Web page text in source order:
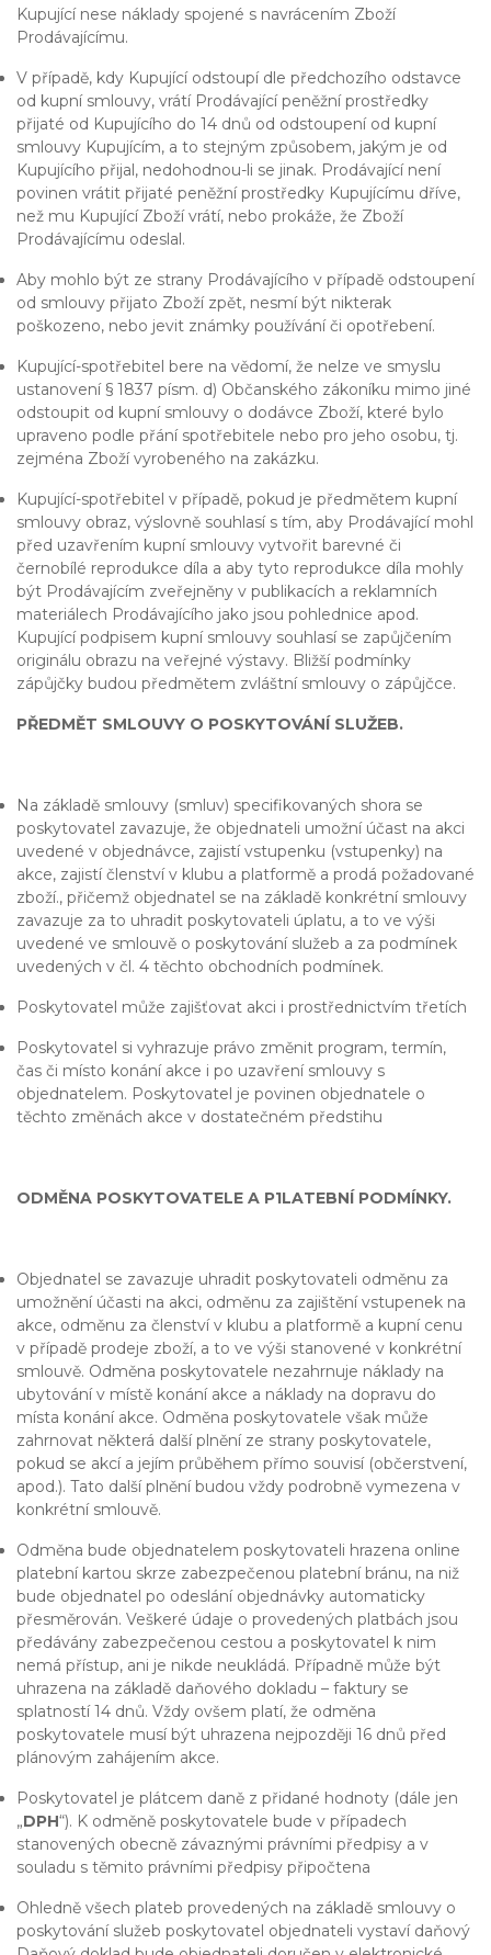
Kupující nese náklady spojené s navrácením Zboží
Prodávajícímu.
V případě, kdy Kupující odstoupí dle předchozího odstavce
od kupní smlouvy, vrátí Prodávající peněžní prostředky
přijaté od Kupujícího do 14 dnů od odstoupení od kupní
smlouvy Kupujícím, a to stejným způsobem, jakým je od
Kupujícího přijal, nedohodnou-li se jinak. Prodávající není
povinen vrátit přijaté peněžní prostředky Kupujícímu dříve,
než mu Kupující Zboží vrátí, nebo prokáže, že Zboží
Prodávajícímu odeslal.
Aby mohlo být ze strany Prodávajícího v případě odstoupení
od smlouvy přijato Zboží zpět, nesmí být nikterak
poškozeno, nebo jevit známky používání či opotřebení.
Kupující-spotřebitel bere na vědomí, že nelze ve smyslu
ustanovení § 1837 písm. d) Občanského zákoníku mimo jiné
odstoupit od kupní smlouvy o dodávce Zboží, které bylo
upraveno podle přání spotřebitele nebo pro jeho osobu, tj.
zejména Zboží vyrobeného na zakázku.
Kupující-spotřebitel v případě, pokud je předmětem kupní
smlouvy obraz, výslovně souhlasí s tím, aby Prodávající mohl
před uzavřením kupní smlouvy vytvořit barevné či
černobílé reprodukce díla a aby tyto reprodukce díla mohly
být Prodávajícím zveřejněny v publikacích a reklamních
materiálech Prodávajícího jako jsou pohlednice apod.
Kupující podpisem kupní smlouvy souhlasí se zapůjčením
originálu obrazu na veřejné výstavy. Bližší podmínky
zápůjčky budou předmětem zvláštní smlouvy o zápůjčce.
PŘEDMĚT SMLOUVY O POSKYTOVÁNÍ SLUŽEB.
Na základě smlouvy (smluv) specifikovaných shora se
poskytovatel zavazuje, že objednateli umožní účast na akci
uvedené v objednávce, zajistí vstupenku (vstupenky) na
akce, zajistí členství v klubu a platformě a prodá požadované
zboží., přičemž objednatel se na základě konkrétní smlouvy
zavazuje za to uhradit poskytovateli úplatu, a to ve výši
uvedené ve smlouvě o poskytování služeb a za podmínek
uvedených v čl. 4 těchto obchodních podmínek.
Poskytovatel může zajišťovat akci i prostřednictvím třetích
Poskytovatel si vyhrazuje právo změnit program, termín,
čas či místo konání akce i po uzavření smlouvy s
objednatelem. Poskytovatel je povinen objednatele o
těchto změnách akce v dostatečném předstihu
ODMĚNA POSKYTOVATELE A P1LATEBNÍ PODMÍNKY.
Objednatel se zavazuje uhradit poskytovateli odměnu za
umožnění účasti na akci, odměnu za zajištění vstupenek na
akce, odměnu za členství v klubu a platformě a kupní cenu
v případě prodeje zboží, a to ve výši stanovené v konkrétní
smlouvě. Odměna poskytovatele nezahrnuje náklady na
ubytování v místě konání akce a náklady na dopravu do
místa konání akce. Odměna poskytovatele však může
zahrnovat některá další plnění ze strany poskytovatele,
pokud se akcí a jejím průběhem přímo souvisí (občerstvení,
apod.). Tato další plnění budou vždy podrobně vymezena v
konkrétní smlouvě.
Odměna bude objednatelem poskytovateli hrazena online
platební kartou skrze zabezpečenou platební bránu, na niž
bude objednatel po odeslání objednávky automaticky
přesměrován. Veškeré údaje o provedených platbách jsou
předávány zabezpečenou cestou a poskytovatel k nim
nemá přístup, ani je nikde neukládá. Případně může být
uhrazena na základě daňového dokladu – faktury se
splatností 14 dnů. Vždy ovšem platí, že odměna
poskytovatele musí být uhrazena nejpozději 16 dnů před
plánovým zahájením akce.
Poskytovatel je plátcem daně z přidané hodnoty (dále jen
„DPH“). K odměně poskytovatele bude v případech
stanovených obecně závaznými právními předpisy a v
souladu s těmito právními předpisy připočtena
Ohledně všech plateb provedených na základě smlouvy o
poskytování služeb poskytovatel objednateli vystaví daňový